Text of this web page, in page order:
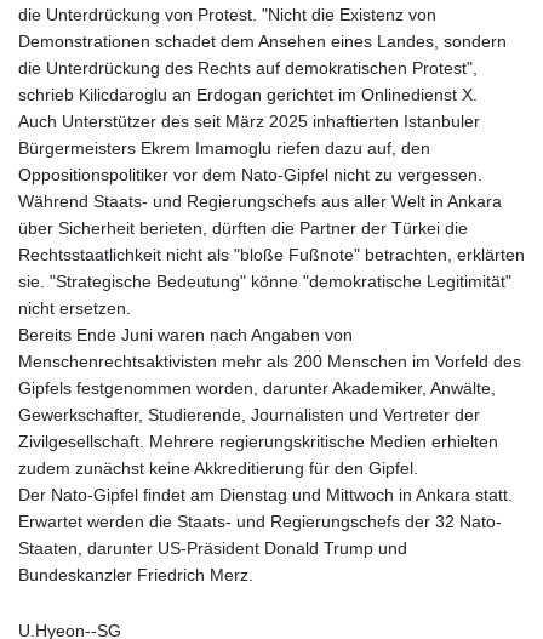
die Unterdrückung von Protest. "Nicht die Existenz von
Demonstrationen schadet dem Ansehen eines Landes, sondern
die Unterdrückung des Rechts auf demokratischen Protest",
schrieb Kilicdaroglu an Erdogan gerichtet im Onlinedienst X.
Auch Unterstützer des seit März 2025 inhaftierten Istanbuler
Bürgermeisters Ekrem Imamoglu riefen dazu auf, den
Oppositionspolitiker vor dem Nato-Gipfel nicht zu vergessen.
Während Staats- und Regierungschefs aus aller Welt in Ankara
über Sicherheit berieten, dürften die Partner der Türkei die
Rechtsstaatlichkeit nicht als "bloße Fußnote" betrachten, erklärten
sie. "Strategische Bedeutung" könne "demokratische Legitimität"
nicht ersetzen.
Bereits Ende Juni waren nach Angaben von
Menschenrechtsaktivisten mehr als 200 Menschen im Vorfeld des
Gipfels festgenommen worden, darunter Akademiker, Anwälte,
Gewerkschafter, Studierende, Journalisten und Vertreter der
Zivilgesellschaft. Mehrere regierungskritische Medien erhielten
zudem zunächst keine Akkreditierung für den Gipfel.
Der Nato-Gipfel findet am Dienstag und Mittwoch in Ankara statt.
Erwartet werden die Staats- und Regierungschefs der 32 Nato-
Staaten, darunter US-Präsident Donald Trump und
Bundeskanzler Friedrich Merz.
U.Hyeon--SG